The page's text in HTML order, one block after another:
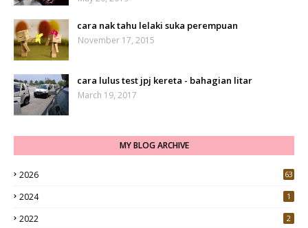
cara nak tahu lelaki suka perempuan
November 17, 2015
cara lulus test jpj kereta - bahagian litar
March 19, 2017
MY BLOG ARCHIVE
2026 63
2024 1
2022 2